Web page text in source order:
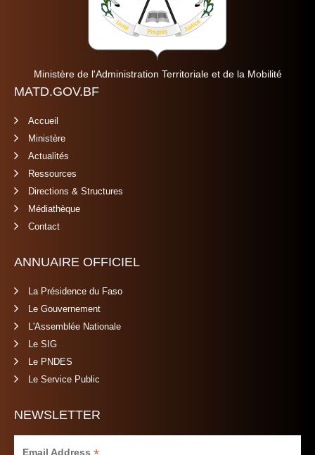
Ministère de l'Administration Territoriale et de la Mobilité
MATD.GOV.BF
Accueil
Ministère
Actualités
Ressources
Directions & Structures
Médiathèque
Contact
ANNUAIRE OFFICIEL
La Présidence du Faso
Le Gouvernement
L'Assemblée Nationale
Le SIG
Le PNDES
Le Service Public
NEWSLETTER
Email Address